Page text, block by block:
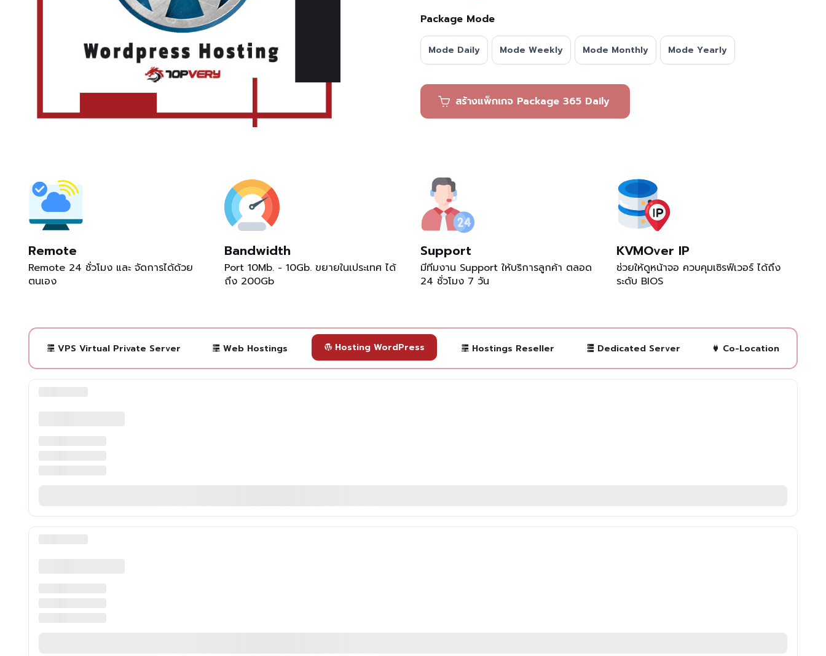
Package Mode
Mode Daily Mode Weekly Mode Monthly Mode Yearly
สร้างแพ็กเกจ Package 365 Daily
Remote
Remote 24 ชั่วโมง และ จัดการได้ด้วย
ตนเอง
Bandwidth
Port 10Mb. - 10Gb. ขยายในเประเทศ ได้
ถึง 200Gb
Support
มีทีมงาน Support ให้บริการลูกค้า ตลอด
24 ชั่วโมง 7 วัน
KVMOver IP
ช่วยให้ดูหน้าจอ ควบคุมเซิรฟ์เวอร์ ได้ถึง
ระดับ BIOS
VPS Virtual Private Server Web Hostings Hosting WordPress Hostings Reseller Dedicated Server Co-Location